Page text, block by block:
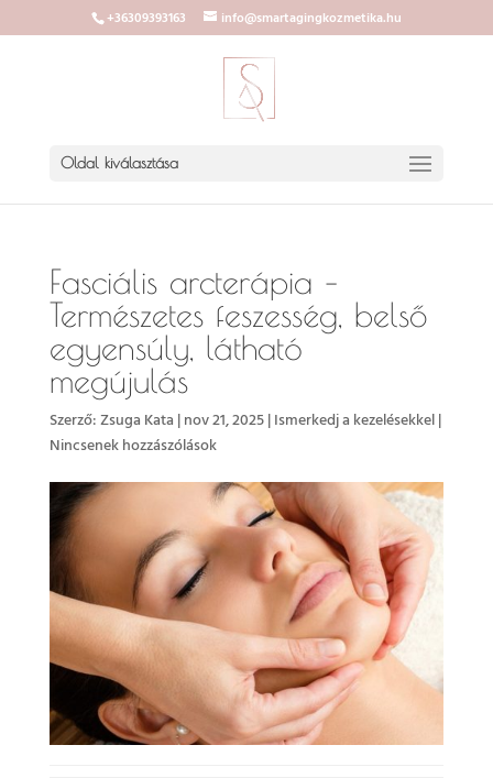
+36309393163 info@smartagingkozmetika.hu
Oldal kiválasztása
Fasciális arcterápia –
Természetes feszesség, belső
egyensúly, látható
megújulás
Szerző:Zsuga Kata |nov 21, 2025|Ismerkedj a kezelésekkel|
Nincsenek hozzászólások